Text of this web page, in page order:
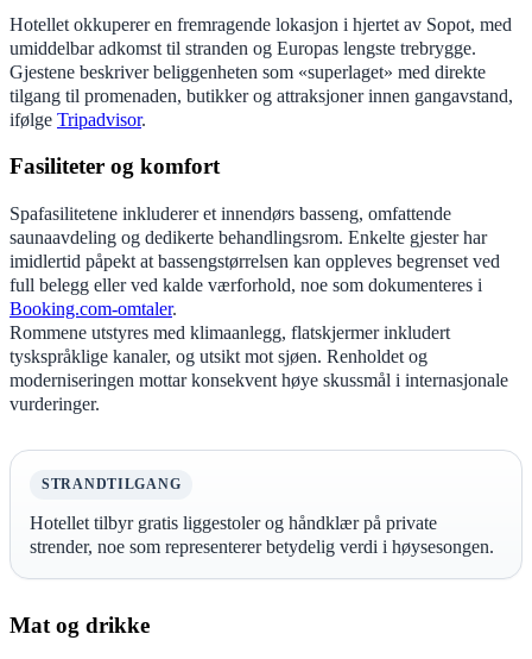
Hotellet okkuperer en fremragende lokasjon i hjertet av Sopot, med
umiddelbar adkomst til stranden og Europas lengste trebrygge.
Gjestene beskriver beliggenheten som «superlaget» med direkte
tilgang til promenaden, butikker og attraksjoner innen gangavstand,
ifølge Tripadvisor.
Fasiliteter og komfort
Spafasilitetene inkluderer et innendørs basseng, omfattende
saunaavdeling og dedikerte behandlingsrom. Enkelte gjester har
imidlertid påpekt at bassengstørrelsen kan oppleves begrenset ved
full belegg eller ved kalde værforhold, noe som dokumenteres i
Booking.com-omtaler.
Rommene utstyres med klimaanlegg, flatskjermer inkludert
tyskspråklige kanaler, og utsikt mot sjøen. Renholdet og
moderniseringen mottar konsekvent høye skussmål i internasjonale
vurderinger.
STRANDTILGANG
Hotellet tilbyr gratis liggestoler og håndklær på private
strender, noe som representerer betydelig verdi i høysesongen.
Mat og drikke